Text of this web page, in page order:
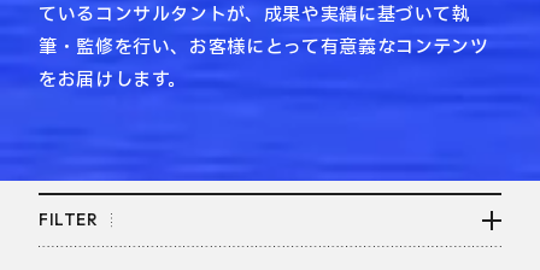
ているコンサルタントが、成果や実績に基づいて執
筆・監修を行い、お客様にとって有意義なコンテンツ
をお届けします。
FILTER